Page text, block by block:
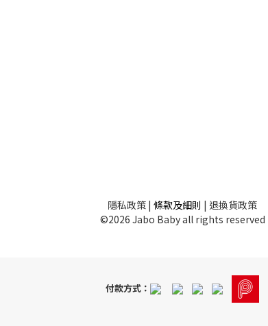
隱私政策 | 條款及細則 | 退換貨政策
©2026 Jabo Baby all rights reserved
付款方式：